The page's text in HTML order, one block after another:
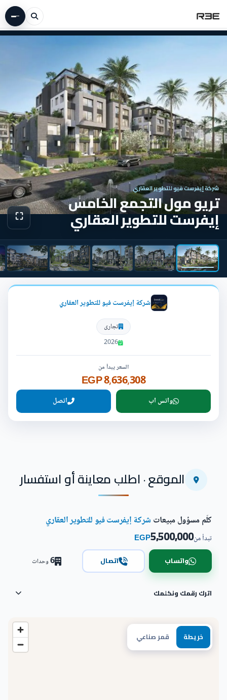
شركة إيفرست فيو للتطوير العقاري
تريو مول التجمع الخامس
إيفرست للتطوير العقاري ⛶عرض
شركة إيفرست فيو للتطوير العقاري
تجارى
2026
السعر يبدأ من
8,636,308 EGP
واتس اب اتصل
الموقع · اطلب معاينة أو استفسار
خريطة قمر صناعي
كلّم مسؤول مبيعات شركة إيفرست فيو للتطوير العقاري
تبدأ من5,500,000
EGP
واتساب اتصال 6وحدات
اترك رقمك ونكلمك